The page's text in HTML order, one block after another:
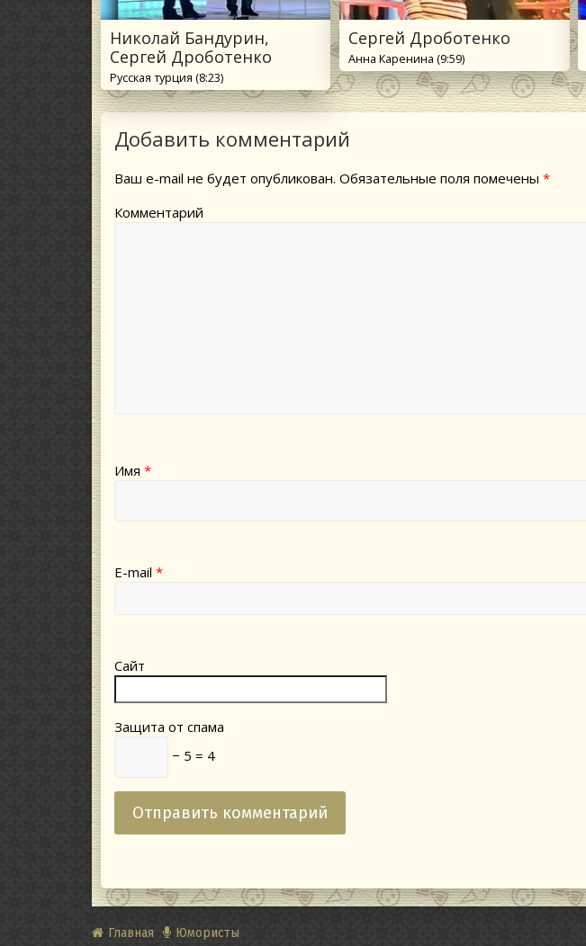
Николай Бандурин,
Сергей Дроботенко
Русская турция (8:23)
Сергей Дроботенко
Анна Каренина (9:59)
Добавить комментарий
Ваш e-mail не будет опубликован. Обязательные поля помечены *
Комментарий
Имя *
E-mail *
Сайт
Защита от спама
− 5 = 4
Главная Юмористы